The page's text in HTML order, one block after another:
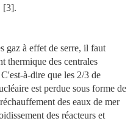
[3].
gaz à effet de serre, il faut
thermique des centrales
à-dire que les 2/3 de
est perdue sous forme de
des eaux de mer
des réacteurs et